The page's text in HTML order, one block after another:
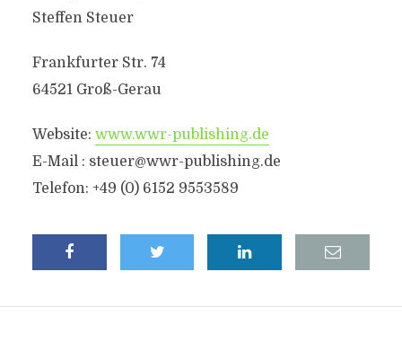
Steffen Steuer
Frankfurter Str. 74
64521 Groß-Gerau
Website: www.wwr-publishing.de
E-Mail : steuer@wwr-publishing.de
Telefon: +49 (0) 6152 9553589